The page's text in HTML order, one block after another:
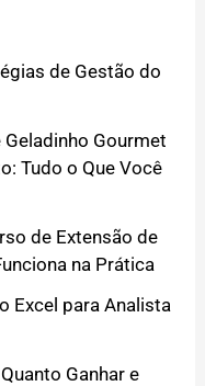
de Gestão do
Gourmet
Tudo o Que Você
de Extensão de
na Prática
Excel para Analista
Ganhar e